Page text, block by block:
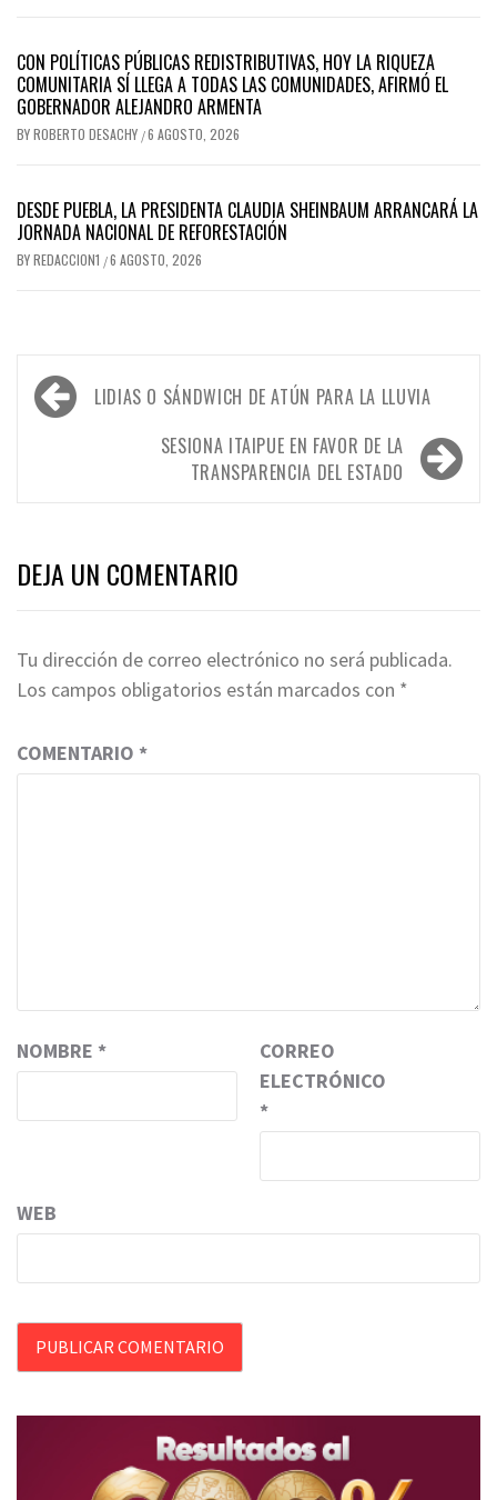
CON POLÍTICAS PÚBLICAS REDISTRIBUTIVAS, HOY LA RIQUEZA
COMUNITARIA SÍ LLEGA A TODAS LAS COMUNIDADES, AFIRMÓ EL
GOBERNADOR ALEJANDRO ARMENTA
BYROBERTO DESACHY /6 AGOSTO, 2026
DESDE PUEBLA, LA PRESIDENTA CLAUDIA SHEINBAUM ARRANCARÁ LA
JORNADA NACIONAL DE REFORESTACIÓN
BYREDACCION1 /6 AGOSTO, 2026
Navegación
de
LIDIAS O SÁNDWICH DE ATÚN PARA LA LLUVIA
SESIONA ITAIPUE EN FAVOR DE LA
TRANSPARENCIA DEL ESTADO
DEJA UN COMENTARIO
Tu dirección de correo electrónico no será publicada.
Los campos obligatorios están marcados con *
COMENTARIO *
NOMBRE *
CORREO
ELECTRÓNICO
*
WEB